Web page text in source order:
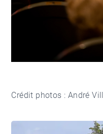
Crédit photos : André